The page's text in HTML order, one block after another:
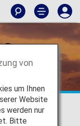
von
um Ihnen
Website
werden nur
Bitte